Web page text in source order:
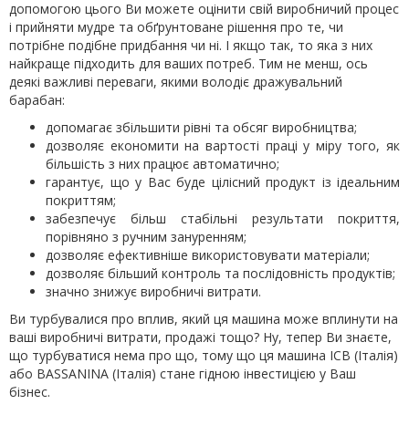
допомогою цього Ви можете оцінити свій виробничий процес
і прийняти мудре та обґрунтоване рішення про те, чи
потрібне подібне придбання чи ні. І якщо так, то яка з них
найкраще підходить для ваших потреб. Тим не менш, ось
деякі важливі переваги, якими володіє дражувальний
барабан:
допомагає збільшити рівні та обсяг виробництва;
дозволяє економити на вартості праці у міру того, як
більшість з них працює автоматично;
гарантує, що у Вас буде цілісний продукт із ідеальним
покриттям;
забезпечує більш стабільні результати покриття,
порівняно з ручним зануренням;
дозволяє ефективніше використовувати матеріали;
дозволяє більший контроль та послідовність продуктів;
значно знижує виробничі витрати.
Ви турбувалися про вплив, який ця машина може вплинути на
ваші виробничі витрати, продажі тощо? Ну, тепер Ви знаєте,
що турбуватися нема про що, тому що ця машина ICB (Італія)
або BASSANINA (Італія) стане гідною інвестицією у Ваш
бізнес.